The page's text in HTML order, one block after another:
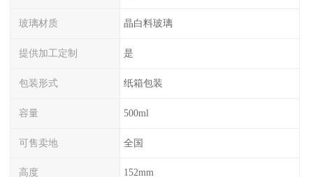
玻璃材质 晶白料玻璃
提供加工定制 是
包装形式 纸箱包装
容量 500ml
可售卖地 全国
高度 152mm